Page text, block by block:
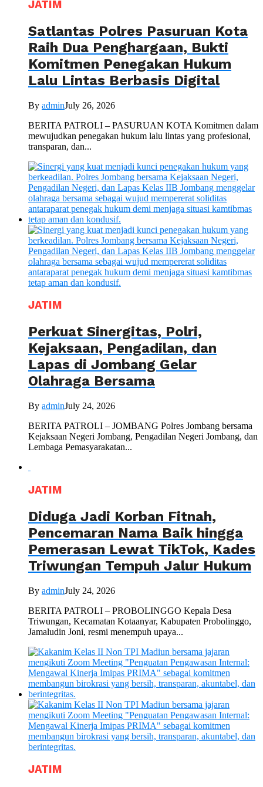
JATIM
Satlantas Polres Pasuruan Kota
Raih Dua Penghargaan, Bukti
Komitmen Penegakan Hukum
Lalu Lintas Berbasis Digital
By adminJuly 26, 2026
BERITA PATROLI – PASURUAN KOTA Komitmen dalam
mewujudkan penegakan hukum lalu lintas yang profesional,
transparan, dan...
JATIM
Perkuat Sinergitas, Polri,
Kejaksaan, Pengadilan, dan
Lapas di Jombang Gelar
Olahraga Bersama
By adminJuly 24, 2026
BERITA PATROLI – JOMBANG Polres Jombang bersama
Kejaksaan Negeri Jombang, Pengadilan Negeri Jombang, dan
Lembaga Pemasyarakatan...
JATIM
Diduga Jadi Korban Fitnah,
Pencemaran Nama Baik hingga
Pemerasan Lewat TikTok, Kades
Triwungan Tempuh Jalur Hukum
By adminJuly 24, 2026
BERITA PATROLI – PROBOLINGGO Kepala Desa
Triwungan, Kecamatan Kotaanyar, Kabupaten Probolinggo,
Jamaludin Joni, resmi menempuh upaya...
JATIM